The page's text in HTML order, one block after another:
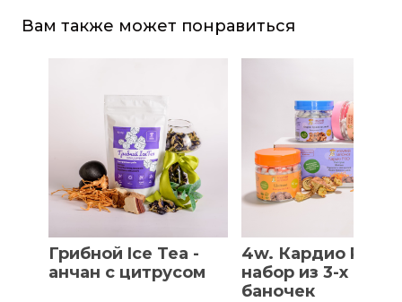
Вам также может понравиться
Грибной Ice Tea -
анчан с цитрусом
4w. Кардио PRO,
набор из 3-х
баночек